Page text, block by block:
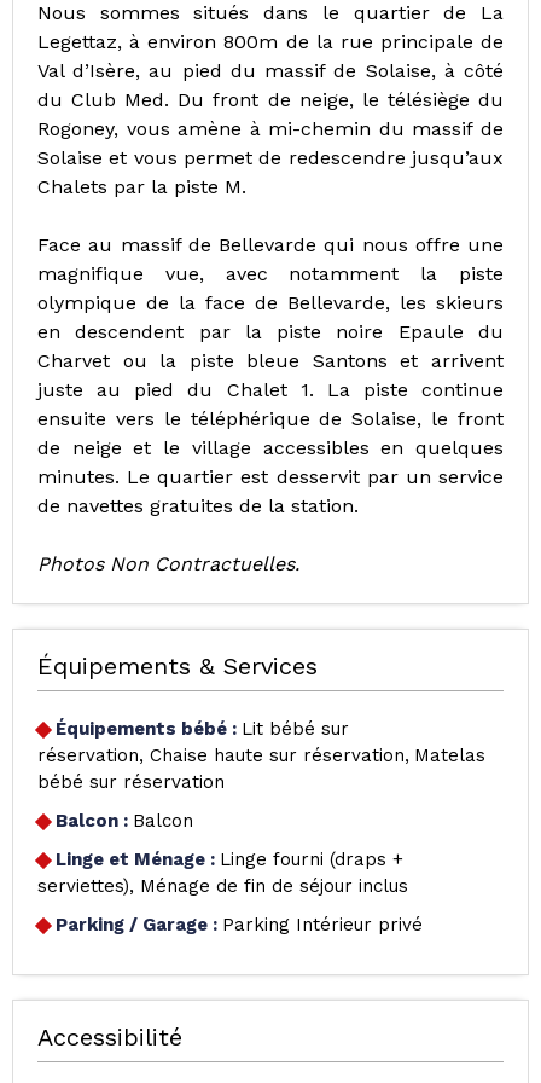
Nous sommes situés dans le quartier de La
Legettaz, à environ 800m de la rue principale de
Val d’Isère, au pied du massif de Solaise, à côté
du Club Med. Du front de neige, le télésiège du
Rogoney, vous amène à mi-chemin du massif de
Solaise et vous permet de redescendre jusqu’aux
Chalets par la piste M.
Face au massif de Bellevarde qui nous offre une
magnifique vue, avec notamment la piste
olympique de la face de Bellevarde, les skieurs
en descendent par la piste noire Epaule du
Charvet ou la piste bleue Santons et arrivent
juste au pied du Chalet 1. La piste continue
ensuite vers le téléphérique de Solaise, le front
de neige et le village accessibles en quelques
minutes. Le quartier est desservit par un service
de navettes gratuites de la station.
Photos Non Contractuelles.
Équipements & Services
Équipements bébé : Lit bébé sur
réservation Chaise haute sur réservation Matelas
bébé sur réservation
Balcon : Balcon
Linge et Ménage : Linge fourni (draps +
serviettes)
Ménage de fin de séjour inclus
Parking / Garage : Parking Intérieur privé
Accessibilité